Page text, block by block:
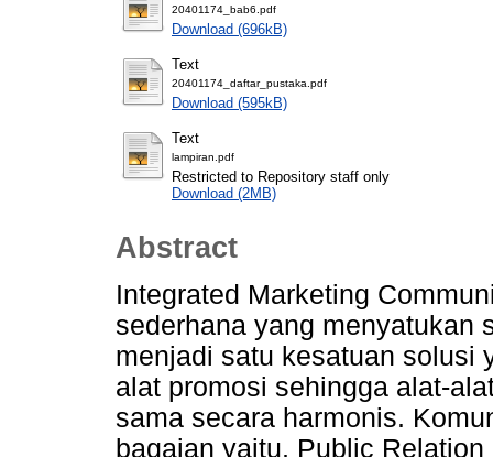
20401174_bab6.pdf
Download (696kB)
Text
20401174_daftar_pustaka.pdf
Download (595kB)
Text
lampiran.pdf
Restricted to Repository staff only
Download (2MB)
Abstract
Integrated Marketing
sederhana yang menyatukan
menjadi satu kesatuan solusi
alat promosi sehingga alat-
sama secara harmonis.
bagaian yaitu, Public